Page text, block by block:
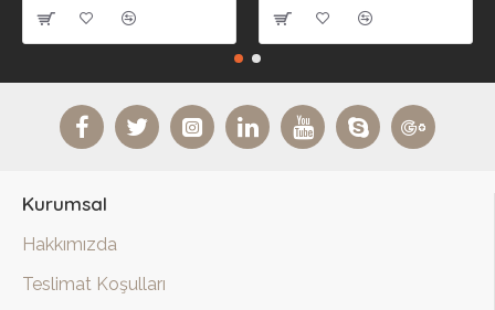
Kurumsal
Hakkımızda
Teslimat Koşulları